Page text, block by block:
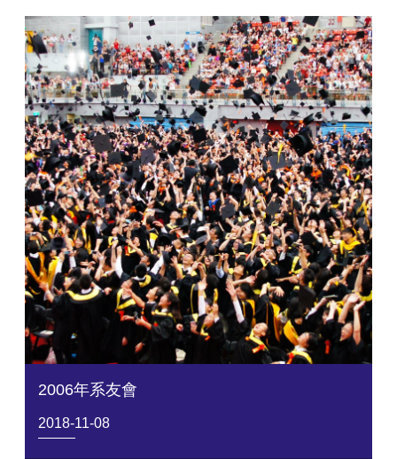
學
術
成
果
課
程
資
訊
網
路
資
源
案
下
2006年系友會
2018-11-08